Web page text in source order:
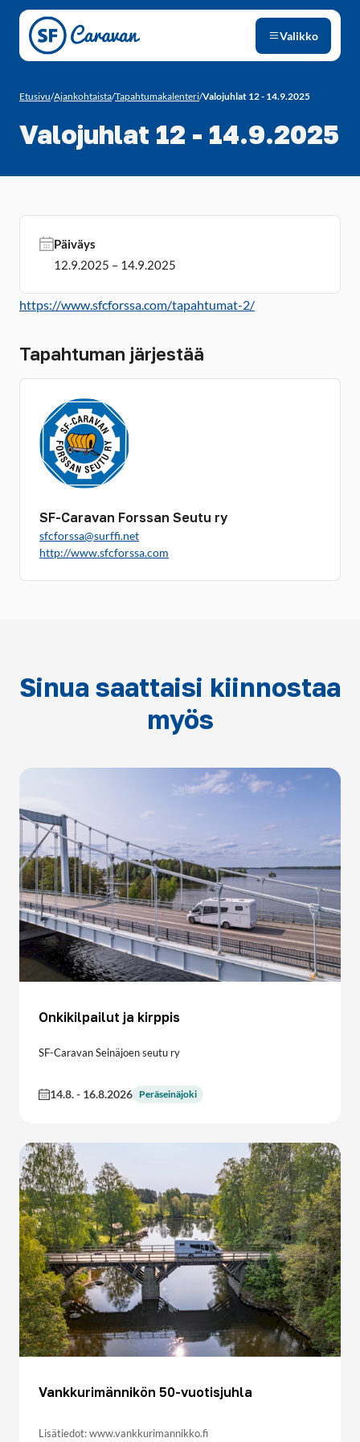
Siirry sivun sisältöön
Valikko
Etusivu/Ajankohtaista/Tapahtumakalenteri/Valojuhlat 12 - 14.9.2025
Valojuhlat 12 - 14.9.2025
https://www.sfcforssa.com/tapahtumat-2/
Tapahtuman järjestää
SF-Caravan Forssan Seutu ry
sfcforssa@surffi.net
http://www.sfcforssa.com
Päiväys
12.9.2025 – 14.9.2025
Sinua saattaisi kiinnostaa
myös
Onkikilpailut ja kirppis
SF-Caravan Seinäjoen seutu ry
14.8.- 16.8.2026 Peräseinäjoki
Vankkurimännikön 50-vuotisjuhla
Lisätiedot: www.vankkurimannikko.fi